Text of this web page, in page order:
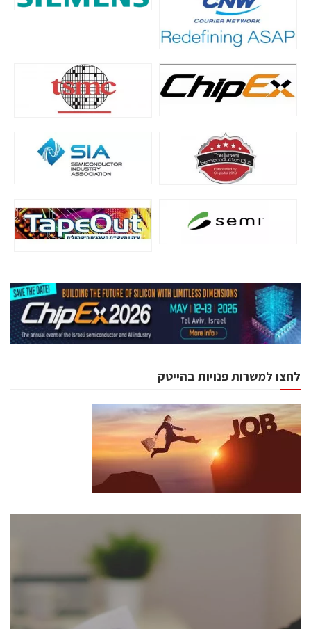
לחצו למשרות פנויות בהייטק
כנסים ואירועים
לכל העוסקים בתעשיית הסמיקונדקטור כולל מהנדסים,